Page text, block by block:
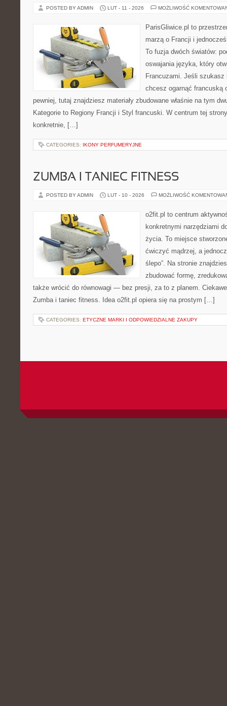
POSTED BY ADMIN LUT - 11 - 2026 MOŻLIWOŚĆ
ParisGliwice.pl to
marzą o Francji i
To fuzja dwóch światów:
oswajania języka, który
Francuzami. Jeśli
chcesz ogarnąć francuską
pewniej, tutaj znajdziesz materiały zbudowane właśnie na tym
Kategorie to Regiony Francji i Styl francuski. W centrum tej
konkretnie, […]
CATEGORIES: IKONY PERFUMERYJNE
ZUMBA I TANIEC FITNESS
POSTED BY ADMIN LUT - 10 - 2026 MOŻLIWOŚĆ
o2fit.pl to centrum
konkretnymi narzędziami
życia. To miejsce
ćwiczyć mądrzej, a
ślepo”. Na stronie
zbudować formę,
także wrócić do równowagi — bez presji, za to z planem.
Zumba i taniec fitness. Idea o2fit.pl opiera się na prostym […]
CATEGORIES: ETYCZNE MARKI I ODPOWIEDZIALNE ZAKUPY